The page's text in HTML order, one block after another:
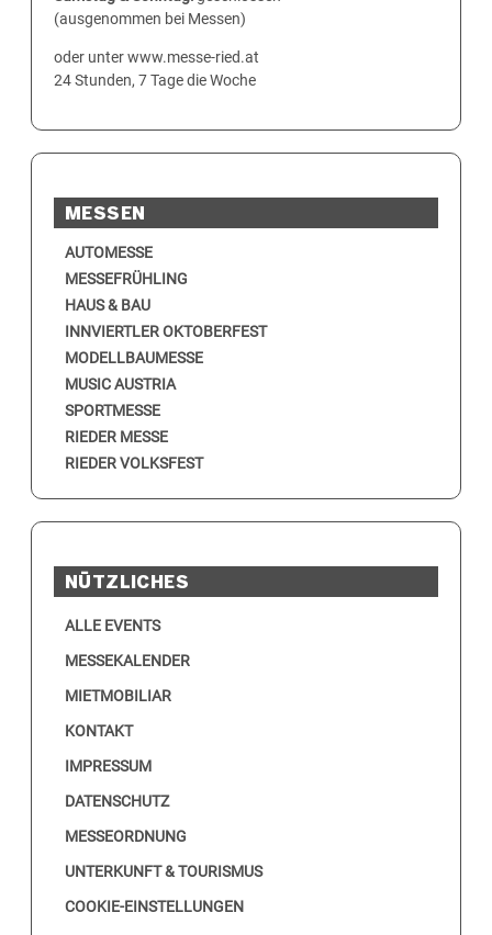
(ausgenommen bei Messen)
oder unter www.messe-ried.at
24 Stunden, 7 Tage die Woche
MESSEN
AUTOMESSE
MESSEFRÜHLING
HAUS & BAU
INNVIERTLER OKTOBERFEST
MODELLBAUMESSE
MUSIC AUSTRIA
SPORTMESSE
RIEDER MESSE
RIEDER VOLKSFEST
NÜTZLICHES
ALLE EVENTS
MESSEKALENDER
MIETMOBILIAR
KONTAKT
IMPRESSUM
DATENSCHUTZ
MESSEORDNUNG
UNTERKUNFT & TOURISMUS
COOKIE-EINSTELLUNGEN